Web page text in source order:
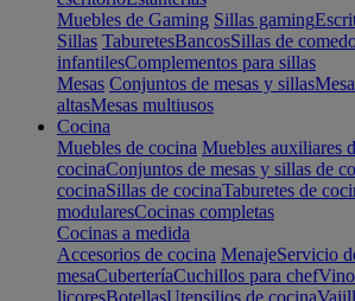
Muebles de Gaming Sillas gaming
Sillas TaburetesBancosSillas de
infantilesComplementos para sillas
Mesas Conjuntos de mesas y sillas
altasMesas multiusos
Cocina
Muebles de cocina Muebles auxiliares
cocinaConjuntos de mesas y sillas de
cocinaSillas de cocinaTaburetes de
modularesCocinas completas
Cocinas a medida
Accesorios de cocina MenajeServicio
mesaCuberteríaCuchillos para chef
licoresBotellasUtensilios de cocina